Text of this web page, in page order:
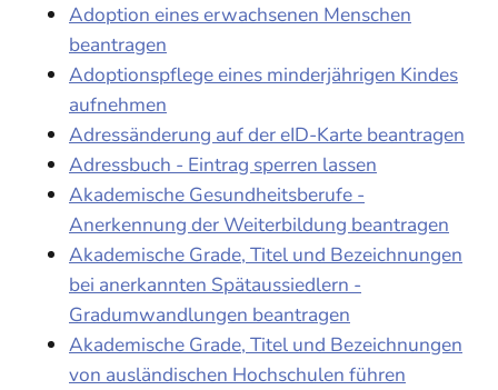
Adoption eines erwachsenen Menschen
beantragen
Adoptionspflege eines minderjährigen Kindes
aufnehmen
Adressänderung auf der eID-Karte beantragen
Adressbuch - Eintrag sperren lassen
Akademische Gesundheitsberufe -
Anerkennung der Weiterbildung beantragen
Akademische Grade, Titel und Bezeichnungen
bei anerkannten Spätaussiedlern -
Gradumwandlungen beantragen
Akademische Grade, Titel und Bezeichnungen
von ausländischen Hochschulen führen